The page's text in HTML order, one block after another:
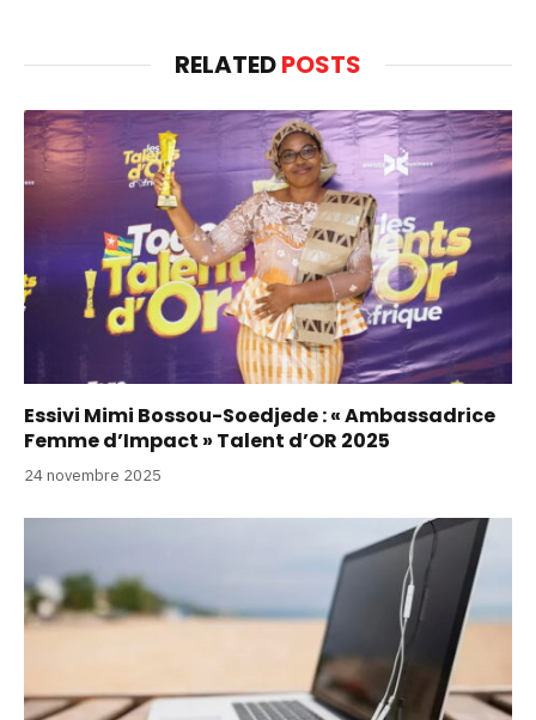
RELATEDPOSTS
Essivi Mimi Bossou-Soedjede : « Ambassadrice
Femme d’Impact » Talent d’OR 2025
24 novembre 2025